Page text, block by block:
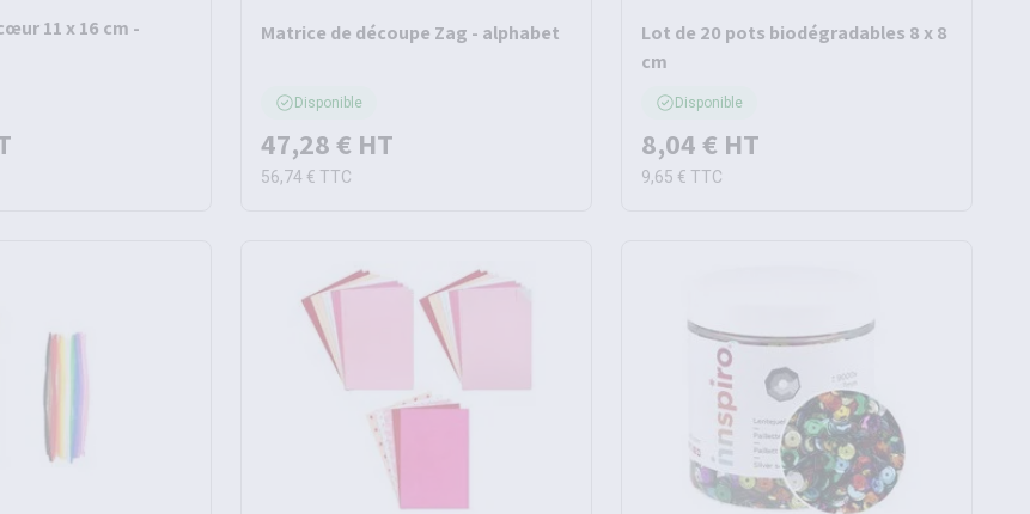
11 x 16 cm -
Matrice de découpe Zag - alphabet
Disponible
47,28 € HT
56,74 € TTC
Lot de 20 pots biodégradables 8 x 8
cm
Disponible
8,04 € HT
9,65 € TTC